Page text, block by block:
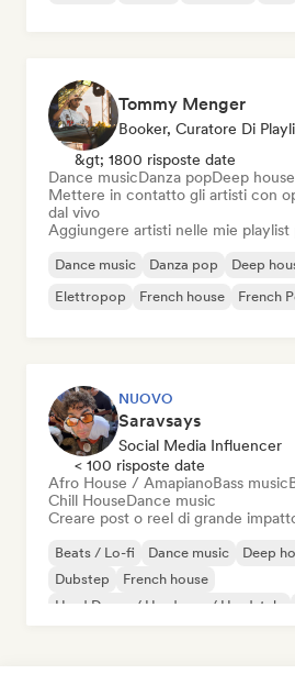
Tommy Menger
Booker, Curatore Di
&gt; 1800 risposte date
Dance musicDanza popDeep house
Mettere in contatto gli artisti con
dal vivo
Aggiungere artisti nelle mie playlist
Dance music Danza pop Deep
Elettropop
French house French
NUOVO
Saravsays
Social Media Influencer
< 100 risposte date
Afro House / AmapianoBass music
Chill HouseDance music
Creare post o reel di grande
Beats / Lo-fi Dance music Deep
Dubstep
French house
Hard Dance / Hardcore / Hardstyle